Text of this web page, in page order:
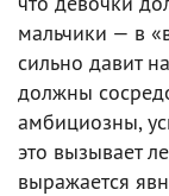
мальчики — в
сильно давит
должны
амбициозны,
это вызывает
выражается